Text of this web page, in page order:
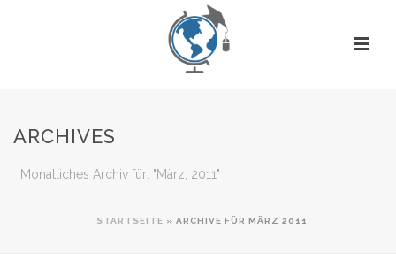
ARCHIVES
Monatliches Archiv für: "März, 2011"
STARTSEITE » ARCHIVE FÜR MÄRZ 2011